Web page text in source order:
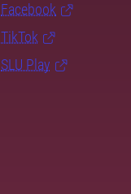
Facebook
TikTok
SLU Play